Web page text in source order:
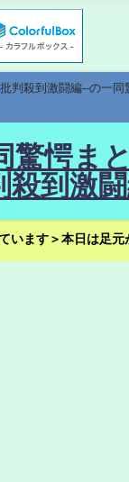
判殺到激闘編--の一
驚愕ま
殺到激
ます＞本日は足元